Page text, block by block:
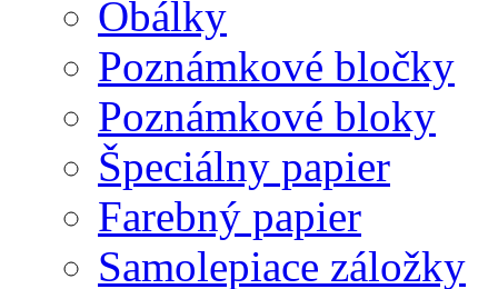
Obálky
Poznámkové bločky
Poznámkové bloky
Špeciálny papier
Farebný papier
Samolepiace záložky